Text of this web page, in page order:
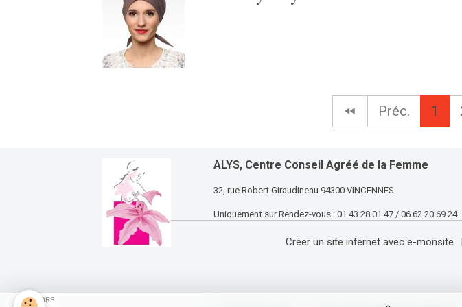
Préc. 1
ALYS, Centre Conseil Agréé de la Femme
32, rue Robert Giraudineau 94300 VINCENNES
Uniquement sur Rendez-vous : 01 43 28 01 47 / 06 62 20 69 24
Créer un site internet avec e-monsite
SPONSORS